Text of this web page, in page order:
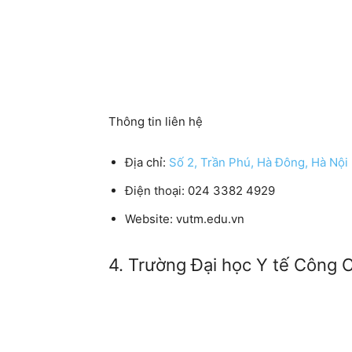
Thông tin liên hệ
Địa chỉ: Số 2, Trần Phú, Hà Đông, Hà Nội
Điện thoại: 024 3382 4929
Website: vutm.edu.vn
4. Trường Đại học Y tế Công